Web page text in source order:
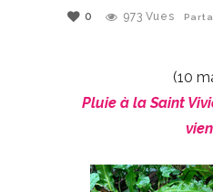
0
973 Vues
(10
Pluie à la Saint